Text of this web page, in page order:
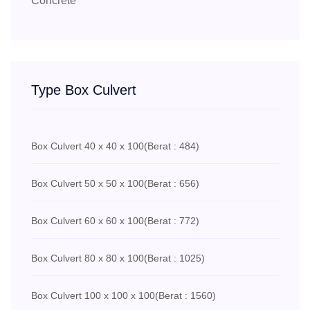
Type Box Culvert
Box Culvert 40 x 40 x 100(Berat : 484)
Box Culvert 50 x 50 x 100(Berat : 656)
Box Culvert 60 x 60 x 100(Berat : 772)
Box Culvert 80 x 80 x 100(Berat : 1025)
Box Culvert 100 x 100 x 100(Berat : 1560)